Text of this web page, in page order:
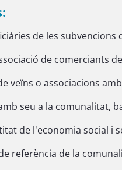
de les
de comerciants
veïns o associacions
seu a la comunalitat,
de l'economia social i
referència de la